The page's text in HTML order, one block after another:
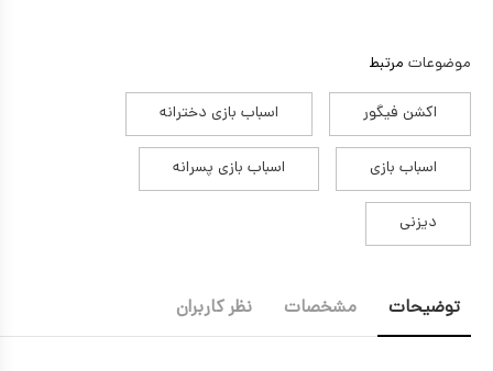
موضوعات مرتبط
اکشن فیگور اسباب بازی دخترانه
اسباب بازی اسباب بازی پسرانه
دیزنی
توضیحات مشخصات نظر کاربران